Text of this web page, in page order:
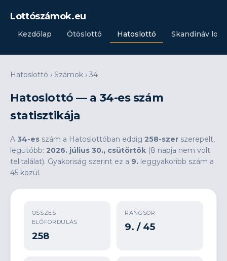
Lottószámok.eu
Kezdőlap Ötöslottó Hatoslottó Skandináv
Hatoslottó › Számok › 34
Hatoslottó — a 34-es szám
statisztikája
A 34-es szám a Hatoslottóban eddig 258-szer szerepelt,
legutóbb: 2026. július 30., csütörtök (8 napja nem volt
telitalálat). Gyakoriság szerint ez a 9. leggyakoribb szám a
45 közül.
ÖSSZES
ELŐFORDULÁS
258
RANGSOR
9. / 45